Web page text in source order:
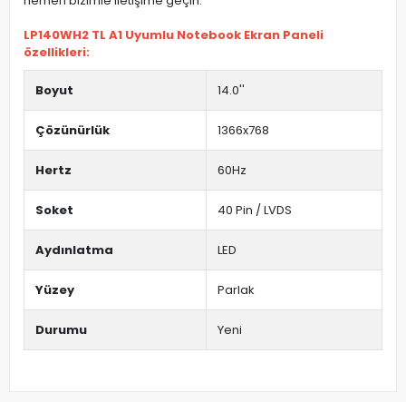
LP140WH2 TL A1 Uyumlu Notebook Ekran Paneli
özellikleri:
Boyut 14.0''
Çözünürlük 1366x768
Hertz 60Hz
Soket 40 Pin / LVDS
Aydınlatma LED
Yüzey Parlak
Durumu Yeni